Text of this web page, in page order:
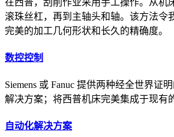
滚珠丝杠，再到主轴头和轴。该方法令
完美的加工几何形状和长久的精确度。
数控控制
Siemens 或 Fanuc 提供两种经全世界证
解决方案；将西普机床完美集成于现有
自动化解决方案